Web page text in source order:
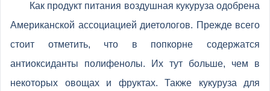
Как продукт питания воздушная кукуруза одобрена
Американской ассоциацией диетологов. Прежде всего
стоит отметить, что в попкорне содержатся
антиоксиданты полифенолы. Их тут больше, чем в
некоторых овощах и фруктах. Также кукуруза для